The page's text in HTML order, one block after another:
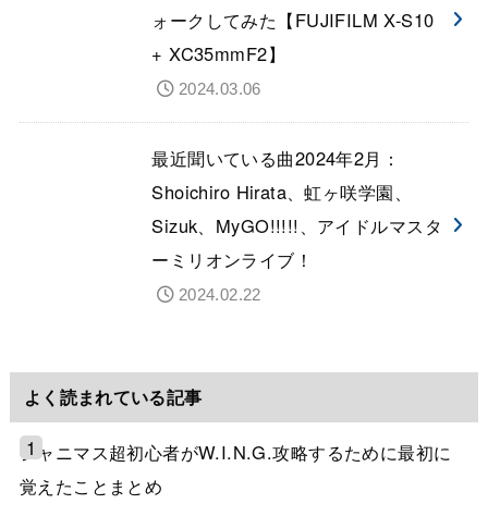
ォークしてみた【FUJIFILM X-S10
+ XC35mmF2】
2024.03.06
最近聞いている曲2024年2月：
Shoichiro Hirata、虹ヶ咲学園、
Sizuk、MyGO!!!!!、アイドルマスタ
ーミリオンライブ！
2024.02.22
よく読まれている記事
シャニマス超初心者がW.I.N.G.攻略するために最初に
覚えたことまとめ